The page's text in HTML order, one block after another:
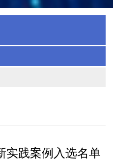
实践案例入选名单